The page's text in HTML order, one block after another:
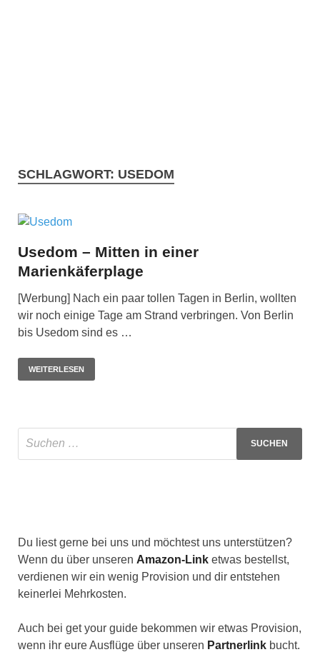
SCHLAGWORT: USEDOM
Usedom – Mitten in einer
Marienkäferplage
[Werbung] Nach ein paar tollen Tagen in Berlin, wollten
wir noch einige Tage am Strand verbringen. Von Berlin
bis Usedom sind es …
WEITERLESEN
Du liest gerne bei uns und möchtest uns unterstützen?
Wenn du über unseren Amazon-Link etwas bestellst,
verdienen wir ein wenig Provision und dir entstehen
keinerlei Mehrkosten.
Auch bei get your guide bekommen wir etwas Provision,
wenn ihr eure Ausflüge über unseren Partnerlink bucht.